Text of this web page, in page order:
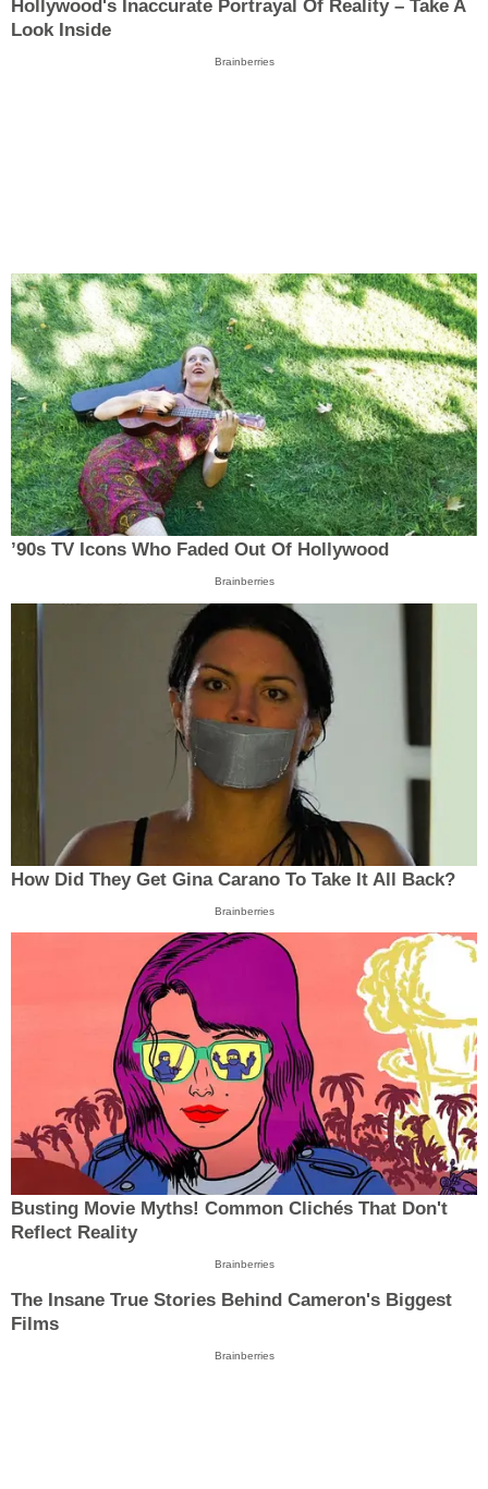
Hollywood's Inaccurate Portrayal Of Reality – Take A
Look Inside
Brainberries
’90s TV Icons Who Faded Out Of Hollywood
Brainberries
How Did They Get Gina Carano To Take It All Back?
Brainberries
Busting Movie Myths! Common Clichés That Don't
Reflect Reality
Brainberries
The Insane True Stories Behind Cameron's Biggest
Films
Brainberries